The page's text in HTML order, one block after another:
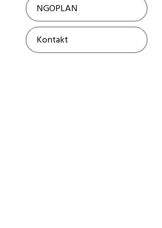
NGOPLAN Show
Kontakt Show